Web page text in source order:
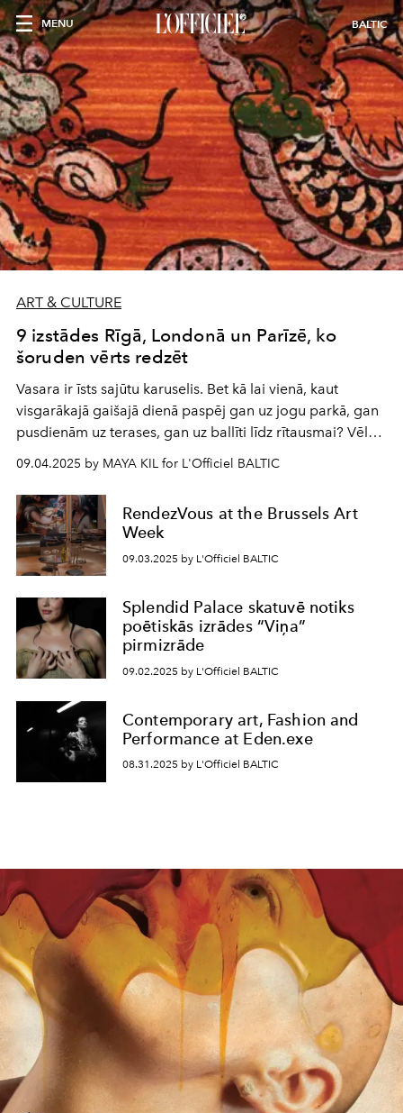
MENU BALTIC
ART & CULTURE
9 izstādes Rīgā, Londonā un Parīzē, ko
šoruden vērts redzēt
Vasara ir īsts sajūtu karuselis. Bet kā lai vienā, kaut
visgarākajā gaišajā dienā paspēj gan uz jogu parkā, gan
pusdienām uz terases, gan uz ballīti līdz rītausmai? Vēl
taču ieplānota nedēļas nogale pie dabas.
09.04.2025 by MAYA KIL for L'Officiel BALTIC
RendezVous at the Brussels Art
Week
09.03.2025 by L'Officiel BALTIC
Splendid Palace skatuvē notiks
poētiskās izrādes “Viņa”
pirmizrāde
09.02.2025 by L'Officiel BALTIC
Contemporary art, Fashion and
Performance at Eden.exe
08.31.2025 by L'Officiel BALTIC